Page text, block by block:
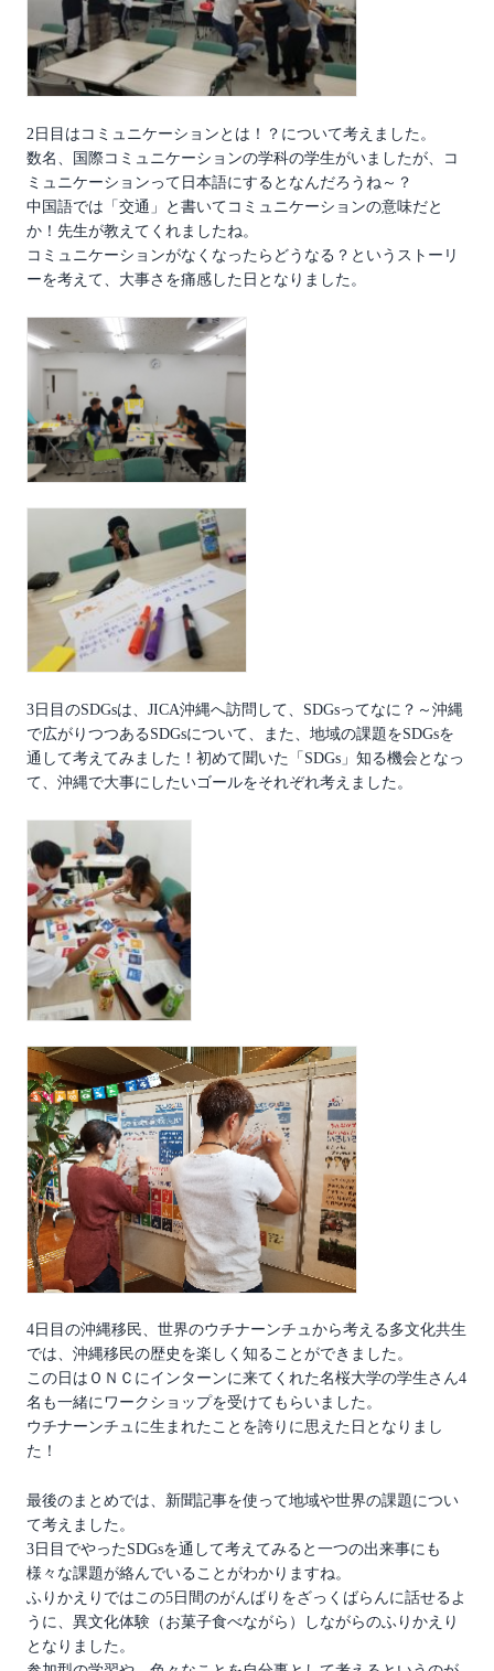
2日目はコミュニケーションとは！？について考えました。
数名、国際コミュニケーションの学科の学生がいましたが、コ
ミュニケーションって日本語にするとなんだろうね～？
中国語では「交通」と書いてコミュニケーションの意味だと
か！先生が教えてくれましたね。
コミュニケーションがなくなったらどうなる？というストーリ
ーを考えて、大事さを痛感した日となりました。
3日目のSDGsは、JICA沖縄へ訪問して、SDGsってなに？～沖縄
で広がりつつあるSDGsについて、また、地域の課題をSDGsを
通して考えてみました！初めて聞いた「SDGs」知る機会となっ
て、沖縄で大事にしたいゴールをそれぞれ考えました。
4日目の沖縄移民、世界のウチナーンチュから考える多文化共生
では、沖縄移民の歴史を楽しく知ることができました。
この日はＯＮＣにインターンに来てくれた名桜大学の学生さん4
名も一緒にワークショップを受けてもらいました。
ウチナーンチュに生まれたことを誇りに思えた日となりまし
た！
最後のまとめでは、新聞記事を使って地域や世界の課題につい
て考えました。
3日目でやったSDGsを通して考えてみると一つの出来事にも
様々な課題が絡んでいることがわかりますね。
ふりかえりではこの5日間のがんばりをざっくばらんに話せるよ
うに、異文化体験（お菓子食べながら）しながらのふりかえり
となりました。